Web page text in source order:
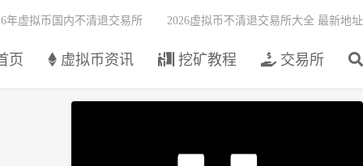
页 虚拟币资讯 挖矿教程 交易所
年虚拟币国内不清退交易所 2026虚拟币不清退交易所大全 最新地址